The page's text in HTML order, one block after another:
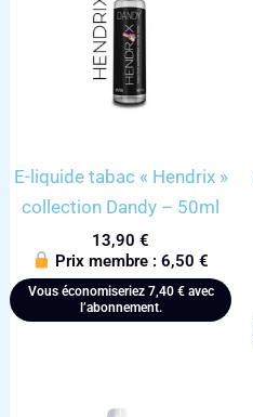
E-liquide tabac « Hendrix »
collection Dandy – 50ml
13,90€
Prix membre :6,50€
Vous économiseriez 7,40 €avec
l’abonnement.